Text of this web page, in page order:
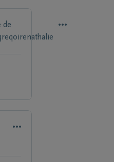
de